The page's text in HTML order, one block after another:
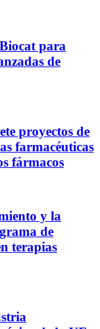
para
de
proyectos de
farmacéuticas
fármacos
y la
de
terapias